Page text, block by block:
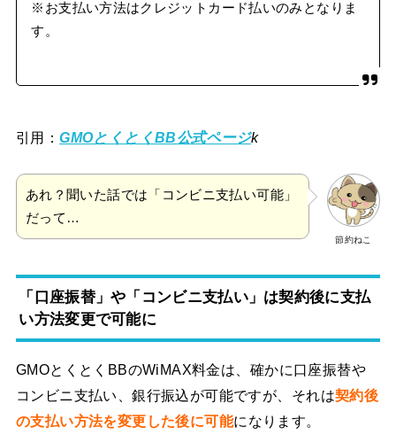
※お支払い方法はクレジットカード払いのみとなりま
す。
引用：GMOとくとくBB公式ページk
節約ねこ
あれ？聞いた話では「コンビニ支払い可能」
だって…
「口座振替」や「コンビニ支払い」は契約後に支払
い方法変更で可能に
GMOとくとくBBのWiMAX料金は、確かに口座振替や
コンビニ支払い、銀行振込が可能ですが、それは契約後
の支払い方法を変更した後に可能になります。